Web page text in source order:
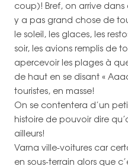
coup)! Bref, on arrive
y a pas grand chose de
le soleil, les glaces, les
soir, les avions remplis de
apercevoir les plages à
de haut en se disant «
touristes, en masse!
On se contentera d’un
histoire de pouvoir dire
ailleurs!
Varna ville-voitures car
en sous-terrain alors que